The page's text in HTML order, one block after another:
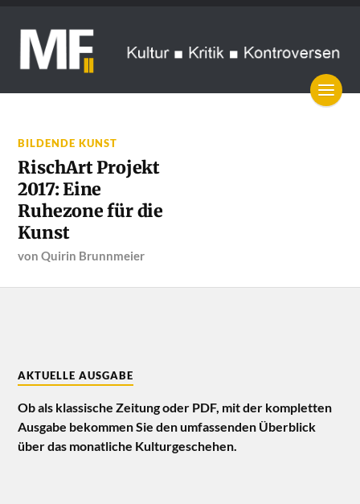
BILDENDE KUNST
RischArt Projekt
2017: Eine
Ruhezone für die
Kunst
vonQuirin Brunnmeier
AKTUELLE AUSGABE
Ob als klassische Zeitung oder PDF, mit der kompletten
Ausgabe bekommen Sie den umfassenden Überblick
über das monatliche Kulturgeschehen.